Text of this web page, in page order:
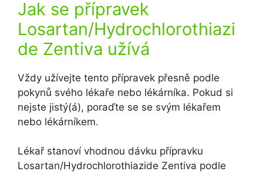
Jak se přípravek
Losartan/Hydrochlorothiazi
de Zentiva užívá
Vždy užívejte tento přípravek přesně podle
pokynů svého lékaře nebo lékárníka. Pokud si
nejste jistý(á), poraďte se se svým lékařem
nebo lékárníkem.
Lékař stanoví vhodnou dávku přípravku
Losartan/Hydrochlorothiazide Zentiva podle